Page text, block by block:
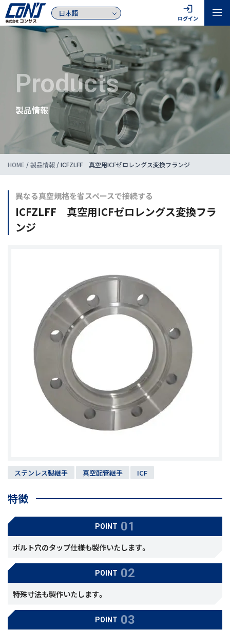
login
ログイン
Products
製品情報
HOME /製品情報 /ICFZLFF 真空用ICFゼロレングス変換フランジ
異なる真空規格を省スペースで接続する
ICFZLFF 真空用ICFゼロレングス変換フラ
ンジ
ステンレス製継手 真空配管継手 ICF
特徴
POINT
ボルト穴のタップ仕様も製作いたします。
POINT
特殊寸法も製作いたします。
POINT